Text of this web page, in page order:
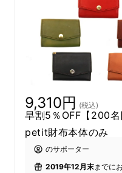
変わりはございませ
この財布一つ持て
かったので鍵も付
ました！
9,310円 (税込)
早割5％OFF【200
petit財布本体のみ
のサポーター
2019年12月末までに